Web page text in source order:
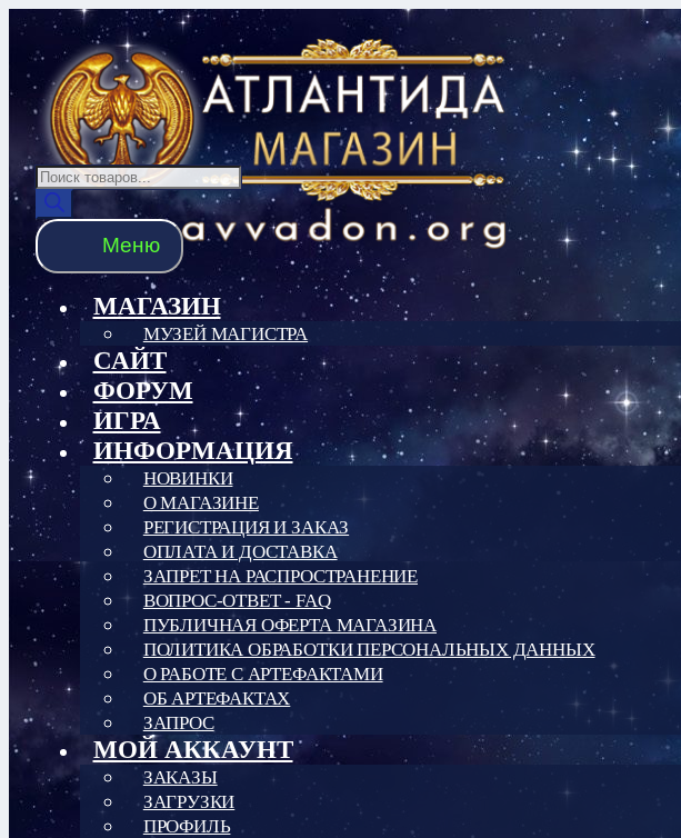
Перейти
к
навигации
Перейти
к
содержимому
Поиск
товаров
Меню
МАГАЗИН
МУЗЕЙ МАГИСТРА
САЙТ
ФОРУМ
ИГРА
ИНФОРМАЦИЯ
НОВИНКИ
О МАГАЗИНЕ
РЕГИСТРАЦИЯ И ЗАКАЗ
ОПЛАТА И ДОСТАВКА
ЗАПРЕТ НА РАСПРОСТРАНЕНИЕ
ВОПРОС-ОТВЕТ - FAQ
ПУБЛИЧНАЯ ОФЕРТА МАГАЗИНА
ПОЛИТИКА ОБРАБОТКИ ПЕРСОНАЛЬНЫХ ДАННЫХ
О РАБОТЕ С АРТЕФАКТАМИ
ОБ АРТЕФАКТАХ
ЗАПРОС
МОЙ АККАУНТ
ЗАКАЗЫ
ЗАГРУЗКИ
ПРОФИЛЬ